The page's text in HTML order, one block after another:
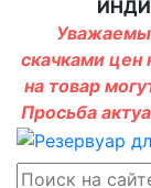
скачками
на товар
Просьба